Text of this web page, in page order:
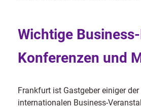
Wichtige
Konferenzen und
Frankfurt ist Gastgeber einiger
internationalen Business-